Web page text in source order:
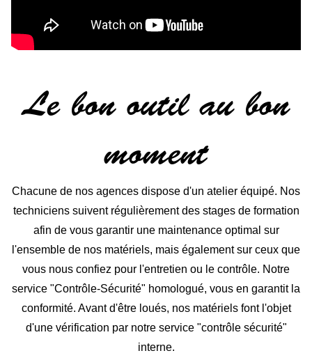
Le bon outil au bon
moment
Chacune de nos agences dispose d'un atelier équipé. Nos
techniciens suivent régulièrement des stages de formation
afin de vous garantir une maintenance optimal sur
l'ensemble de nos matériels, mais également sur ceux que
vous nous confiez pour l'entretien ou le contrôle. Notre
service "Contrôle-Sécurité" homologué, vous en garantit la
conformité. Avant d'être loués, nos matériels font l'objet
d'une vérification par notre service "contrôle sécurité"
interne.